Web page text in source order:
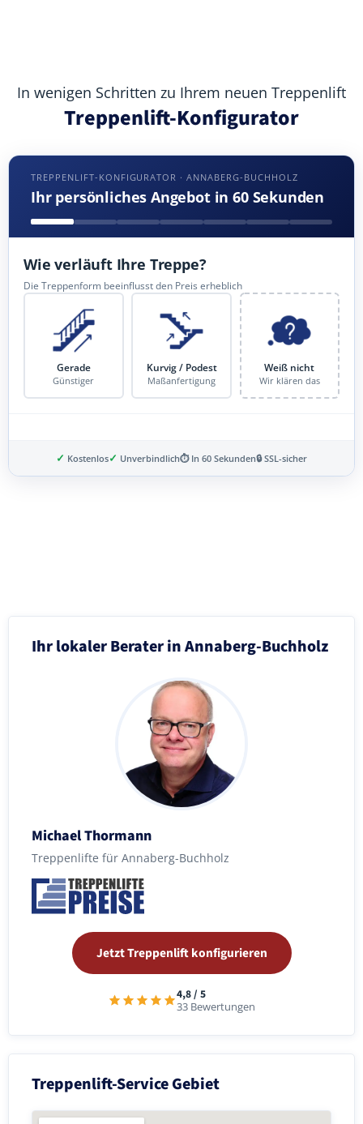
In wenigen Schritten zu Ihrem neuen Treppenlift
Treppenlift-Konfigurator
TREPPENLIFT-KONFIGURATOR · ANNABERG-BUCHHOLZ
Ihr persönliches Angebot in 60 Sekunden
Wie verläuft Ihre Treppe?
Die Treppenform beeinflusst den Preis erheblich
Gerade
Günstiger
Kurvig / Podest
Maßanfertigung
Weiß nicht
Wir klären das
✓ Kostenlos✓ Unverbindlich⏱ In 60 Sekunden🔒 SSL-sicher
Ihr lokaler Berater in Annaberg-Buchholz
Michael Thormann
Treppenlifte für Annaberg-Buchholz
Jetzt Treppenlift konfigurieren
4,8 / 5
33 Bewertungen
Treppenlift-Service Gebiet